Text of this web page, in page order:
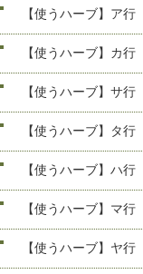
【使うハーブ】ア行
【使うハーブ】カ行
【使うハーブ】サ行
【使うハーブ】タ行
【使うハーブ】ハ行
【使うハーブ】マ行
【使うハーブ】ヤ行